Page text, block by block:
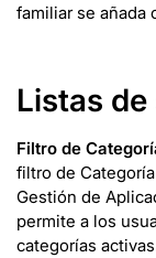
familiar se añada
Listas
Filtro de
filtro de
Gestión de
permite a los
categorías